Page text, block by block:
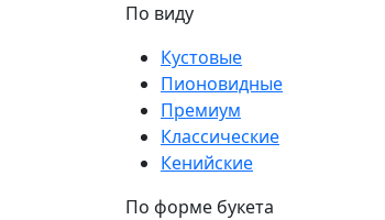
По виду
Кустовые
Пионовидные
Премиум
Классические
Кенийские
По форме букета